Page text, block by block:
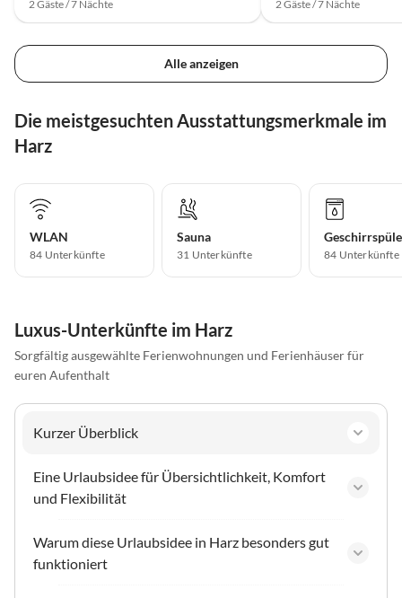
2 Gäste / 7 Nächte 2 Gäste / 7 Nächte
Alle anzeigen
Die meistgesuchten Ausstattungsmerkmale im
Harz
WLAN
84 Unterkünfte
Sauna
31 Unterkünfte 84 Unterkünfte
Luxus-Unterkünfte im Harz
Sorgfältig ausgewählte Ferienwohnungen und Ferienhäuser für
euren Aufenthalt
Kurzer Überblick
Eine Urlaubsidee für Übersichtlichkeit, Komfort
und Flexibilität
Warum diese Urlaubsidee in Harz besonders gut
funktioniert